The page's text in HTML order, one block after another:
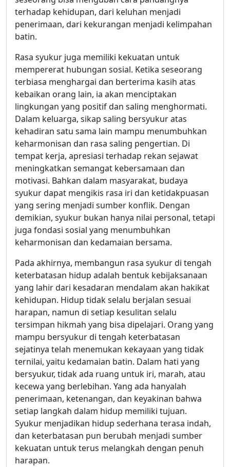
terhadap kehidupan, dari keluhan menjadi
penerimaan, dari kekurangan menjadi kelimpahan
batin.
Rasa syukur juga memiliki kekuatan untuk
mempererat hubungan sosial. Ketika seseorang
terbiasa menghargai dan berterima kasih atas
kebaikan orang lain, ia akan menciptakan
lingkungan yang positif dan saling menghormati.
Dalam keluarga, sikap saling bersyukur atas
kehadiran satu sama lain mampu menumbuhkan
keharmonisan dan rasa saling pengertian. Di
tempat kerja, apresiasi terhadap rekan sejawat
meningkatkan semangat kebersamaan dan
motivasi. Bahkan dalam masyarakat, budaya
syukur dapat mengikis rasa iri dan ketidakpuasan
yang sering menjadi sumber konflik. Dengan
demikian, syukur bukan hanya nilai personal, tetapi
juga fondasi sosial yang menumbuhkan
keharmonisan dan kedamaian bersama.
Pada akhirnya, membangun rasa syukur di tengah
keterbatasan hidup adalah bentuk kebijaksanaan
yang lahir dari kesadaran mendalam akan hakikat
kehidupan. Hidup tidak selalu berjalan sesuai
harapan, namun di setiap kesulitan selalu
tersimpan hikmah yang bisa dipelajari. Orang yang
mampu bersyukur di tengah keterbatasan
sejatinya telah menemukan kekayaan yang tidak
ternilai, yaitu kedamaian batin. Dalam hati yang
bersyukur, tidak ada ruang untuk iri, marah, atau
kecewa yang berlebihan. Yang ada hanyalah
penerimaan, ketenangan, dan keyakinan bahwa
setiap langkah dalam hidup memiliki tujuan.
Syukur menjadikan hidup sederhana terasa indah,
dan keterbatasan pun berubah menjadi sumber
kekuatan untuk terus melangkah dengan penuh
harapan.